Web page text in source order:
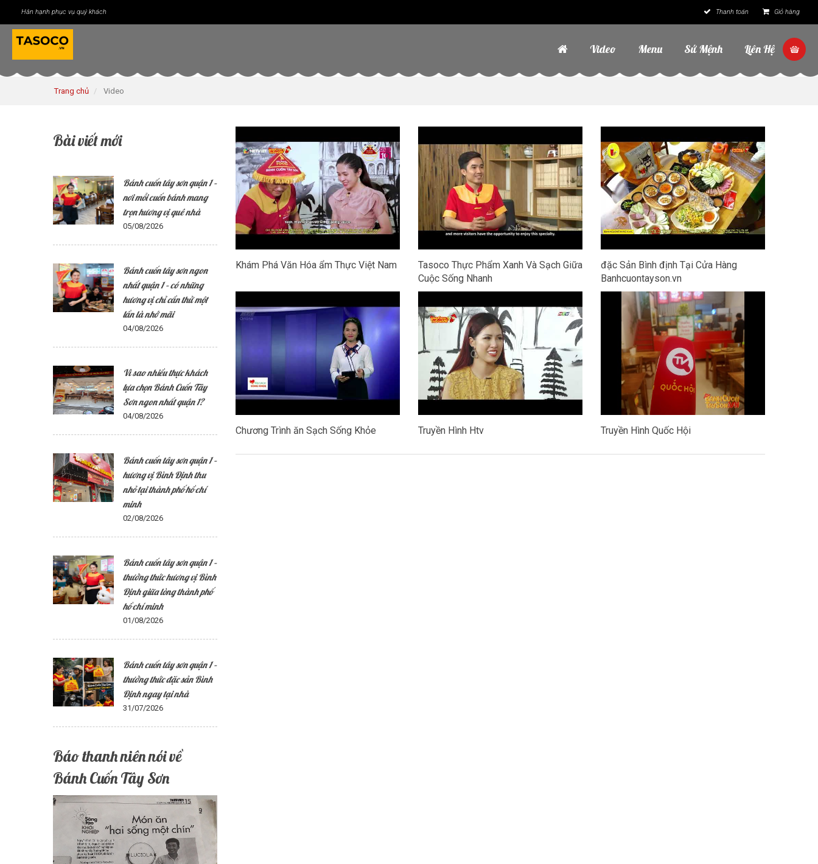
Hân hạnh phục vụ quý khách Thanh toán Giỏ hàng
Video Menu Sứ Mệnh Liên Hệ
Trang chủ Video
Bài viết mới
Bánh cuốn tây sơn quận 1 –
nơi mỗi cuốn bánh mang
trọn hương vị quê nhà
05/08/2026
Bánh cuốn tây sơn ngon
nhất quận 1 – có những
hương vị chỉ cần thử một
lần là nhớ mãi
04/08/2026
Vì sao nhiều thực khách
lựa chọn Bánh Cuốn Tây
Sơn ngon nhất quận 1?
04/08/2026
Bánh cuốn tây sơn quận 1 –
hương vị Bình Định thu
nhỏ tại thành phố hồ chí
minh
02/08/2026
Bánh cuốn tây sơn quận 1 –
thưởng thức hương vị Bình
Định giữa lòng thành phố
hồ chí minh
01/08/2026
Bánh cuốn tây sơn quận 1 –
thưởng thức đặc sản Bình
Định ngay tại nhà
31/07/2026
Báo thanh niên nói về
Bánh Cuốn Tây Sơn
Khám Phá Văn Hóa ẩm Thực Việt Nam
Tasoco Thực Phẩm Xanh Và Sạch Giữa
Cuộc Sống Nhanh
đặc Sản Bình định Tại Cửa Hàng
Banhcuontayson.vn
Chương Trình ăn Sạch Sống Khỏe Truyền Hình Htv Truyền Hình Quốc Hội